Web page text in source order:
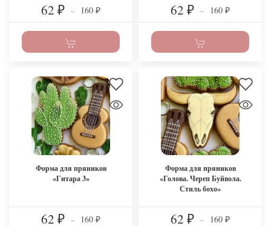
62 ₽ – 160 ₽ 62 ₽ – 160 ₽
Форма для пряников
«Гитара 3»
62 ₽ – 160 ₽
Форма для пряников
«Голова. Череп Буйвола.
Стиль бохо»
62 ₽ – 160 ₽